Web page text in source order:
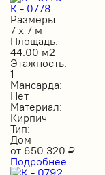
К - 0778
Размеры:
7 х 7 м
Площадь:
44.00 м2
Этажность:
1
Мансарда:
Нет
Материал:
Кирпич
Тип:
Дом
от 650 320 ₽
Подробнее